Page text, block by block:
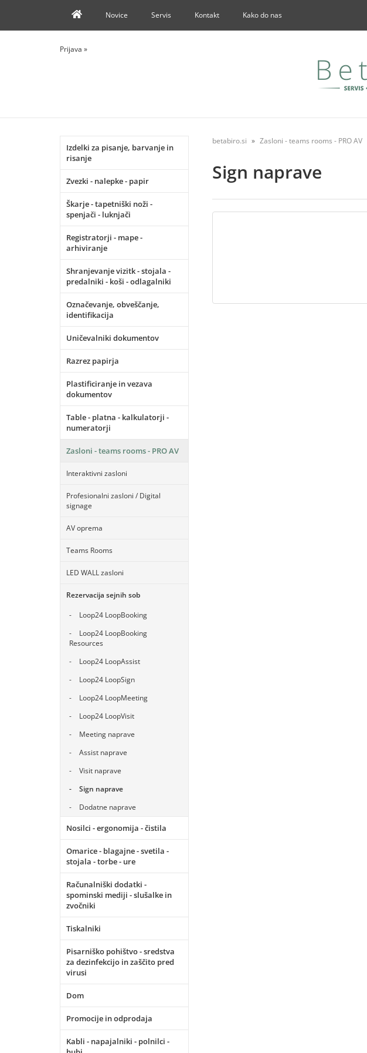
Novice Servis Kontakt Kako do nas
Prijava »
Izdelki za pisanje, barvanje in
risanje
Zvezki - nalepke - papir
Škarje - tapetniški noži -
spenjači - luknjači
Registratorji - mape -
arhiviranje
Shranjevanje vizitk - stojala -
predalniki - koši - odlagalniki
Označevanje, obveščanje,
identifikacija
Uničevalniki dokumentov
Razrez papirja
Plastificiranje in vezava
dokumentov
Table - platna - kalkulatorji -
numeratorji
Zasloni - teams rooms - PRO AV
Interaktivni zasloni
Profesionalni zasloni / Digital
signage
AV oprema
Teams Rooms
LED WALL zasloni
Rezervacija sejnih sob
Loop24 LoopBooking
Loop24 LoopBooking
Resources
Loop24 LoopAssist
Loop24 LoopSign
Loop24 LoopMeeting
Loop24 LoopVisit
Meeting naprave
Assist naprave
Visit naprave
Sign naprave
Dodatne naprave
Nosilci - ergonomija - čistila
Omarice - blagajne - svetila -
stojala - torbe - ure
Računalniški dodatki -
spominski mediji - slušalke in
zvočniki
Tiskalniki
Pisarniško pohištvo - sredstva
za dezinfekcijo in zaščito pred
virusi
Dom
Promocije in odprodaja
Kabli - napajalniki - polnilci -
betabiro.si Zasloni - teams rooms - PRO AV
Sign naprave